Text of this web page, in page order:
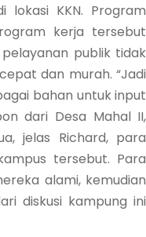
KKN. Program
kerja tersebut
publik tidak
dan murah. “Jadi
bahan untuk input
dari Desa Mahal II,
jelas Richard, para
tersebut. Para
alami, kemudian
diskusi kampung ini